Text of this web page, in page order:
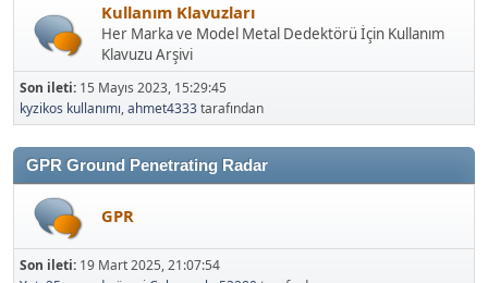
Kullanım Klavuzları
Her Marka ve Model Metal Dedektörü İçin Kullanım
Klavuzu Arşivi
Son ileti: 15 Mayıs 2023, 15:29:45
kyzikos kullanımı,ahmet4333tarafından
GPR Ground Penetrating Radar
GPR
Son ileti: 19 Mart 2025, 21:07:54